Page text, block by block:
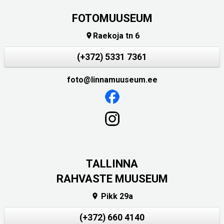
FOTOMUUSEUM
 Raekoja tn 6
(+372) 5331 7361
foto@linnamuuseum.ee
TALLINNA
RAHVASTE MUUSEUM
 Pikk 29a
(+372) 660 4140